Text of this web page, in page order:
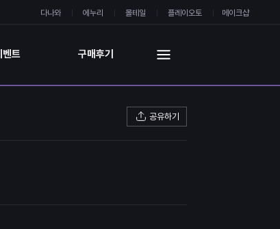
다나와 에누리 몰테일 플레이오토 메이크샵
벤트 구매후기
공유하기